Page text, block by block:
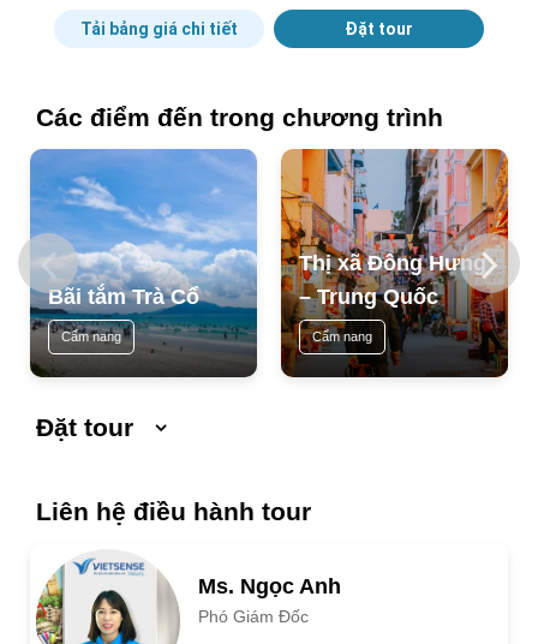
Tải bảng giá chi tiết Đặt tour
Các điểm đến trong chương trình
Bãi tắm Trà Cổ
Cẩm nang
Thị xã Đông Hưng
– Trung Quốc
Cẩm nang
Đặt tour
Số người lớn
Trẻ em 1 đến 5 tuổi
Liên hệ điều hành tour
Ms. Ngọc Anh
Phó Giám Đốc